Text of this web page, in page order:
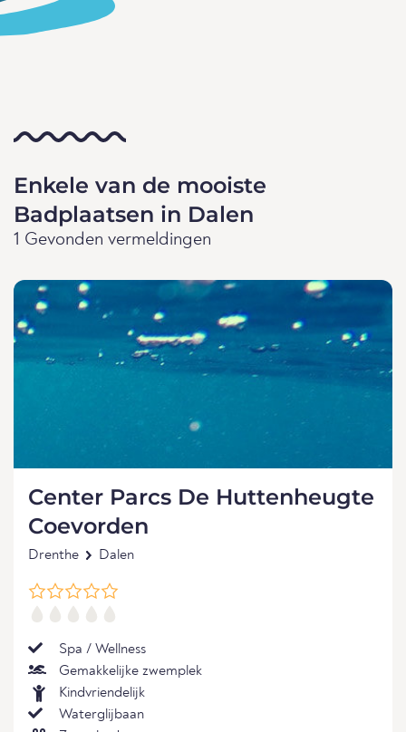
Enkele van de mooiste
Badplaatsen in Dalen
1 Gevonden vermeldingen
Center Parcs De Huttenheugte
Coevorden
Drenthe Dalen
Spa / Wellness
Gemakkelijke zwemplek
Kindvriendelijk
Waterglijbaan